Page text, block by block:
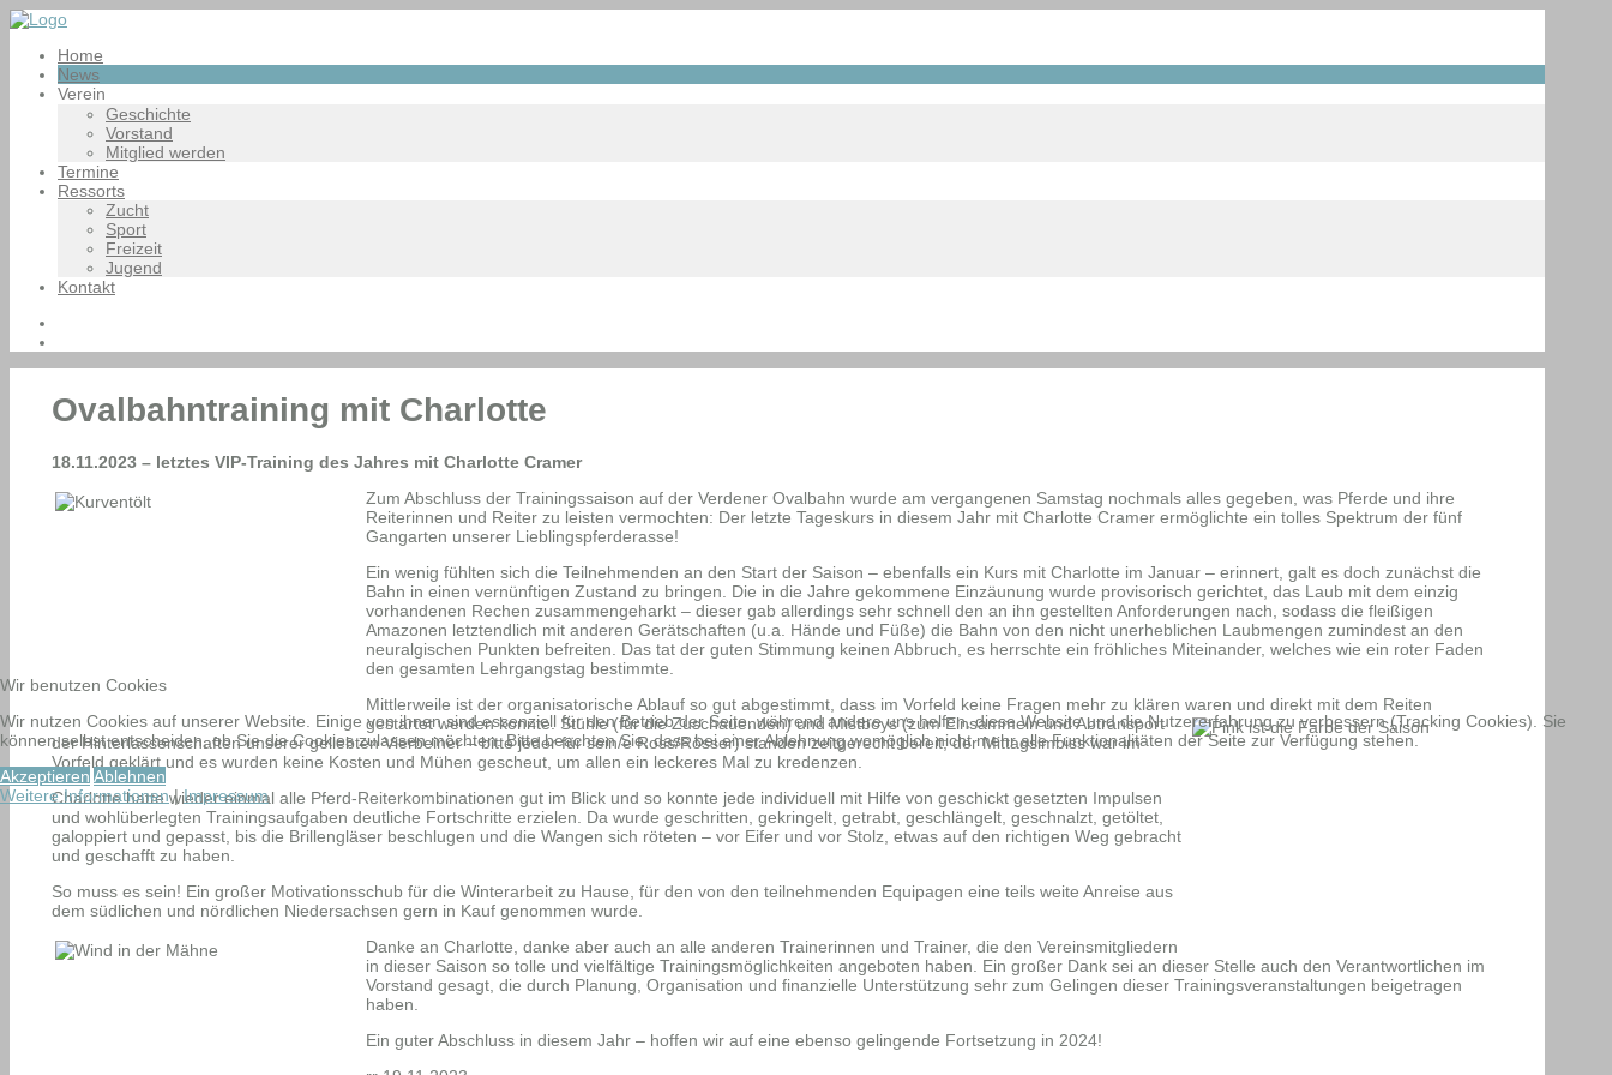
Home
News
Verein
Geschichte
Vorstand
Mitglied werden
Termine
Ressorts
Zucht
Sport
Freizeit
Jugend
Kontakt
Ovalbahntraining mit Charlotte
18.11.2023 – letztes VIP-Training des Jahres mit Charlotte Cramer
Zum Abschluss der Trainingssaison auf der Verdener Ovalbahn wurde am vergangenen Samstag nochmals alles gegeben, was Pferde und ihre
Reiterinnen und Reiter zu leisten vermochten: Der letzte Tageskurs in diesem Jahr mit Charlotte Cramer ermöglichte ein tolles Spektrum der fünf
Gangarten unserer Lieblingspferderasse!
Ein wenig fühlten sich die Teilnehmenden an den Start der Saison – ebenfalls ein Kurs mit Charlotte im Januar – erinnert, galt es doch zunächst die
Bahn in einen vernünftigen Zustand zu bringen. Die in die Jahre gekommene Einzäunung wurde provisorisch gerichtet, das Laub mit dem einzig
vorhandenen Rechen zusammengeharkt – dieser gab allerdings sehr schnell den an ihn gestellten Anforderungen nach, sodass die fleißigen
Amazonen letztendlich mit anderen Gerätschaften (u.a. Hände und Füße) die Bahn von den nicht unerheblichen Laubmengen zumindest an den
neuralgischen Punkten befreiten. Das tat der guten Stimmung keinen Abbruch, es herrschte ein fröhliches Miteinander, welches wie ein roter Faden
den gesamten Lehrgangstag bestimmte.
Mittlerweile ist der organisatorische Ablauf so gut abgestimmt, dass im Vorfeld keine Fragen mehr zu klären waren und direkt mit dem Reiten
gestartet werden konnte. Stühle (für dieZuschauenden) und Mistboys (zum Einsammeln und Abtransport
der Hinterlassenschaften unserer geliebten Vierbeiner – bitte jeder für sein/e Ross/Rösser) standen zeitgerecht bereit; der Mittagsimbiss war im
Vorfeld geklärt und es wurden keine Kosten und Mühen gescheut, um allen ein leckeres Mal zu kredenzen.
Charlotte hatte wieder einmal alle Pferd-Reiterkombinationen gut im Blick und so konnte jede individuell mit Hilfe von geschickt gesetzten Impulsen
und wohlüberlegten Trainingsaufgaben deutliche Fortschritte erzielen. Da wurde geschritten, gekringelt, getrabt, geschlängelt, geschnalzt, getöltet,
galoppiert und gepasst, bis die Brillengläser beschlugen und die Wangen sich röteten – vor Eifer und vor Stolz, etwas auf den richtigen Weg gebracht
und geschafft zu haben.
So muss es sein! Ein großer Motivationsschub für die Winterarbeit zu Hause, für den von den teilnehmenden Equipagen eine teils weite Anreise aus
dem südlichen und nördlichen Niedersachsen gern in Kauf genommen wurde.
Danke an Charlotte, danke aber auch an alle anderen Trainerinnen und Trainer, die den Vereinsmitgliedern
in dieser Saison so tolle und vielfältige Trainingsmöglichkeiten angeboten haben. Ein großer Dank sei an dieser Stelle auch den Verantwortlichen im
Vorstand gesagt, die durch Planung, Organisation und finanzielle Unterstützung sehr zum Gelingen dieser Trainingsveranstaltungen beigetragen
haben.
Ein guter Abschluss in diesem Jahr – hoffen wir auf eine ebenso gelingende Fortsetzung in 2024!
Wir benutzen Cookies
Wir nutzen Cookies auf unserer Website. Einige von ihnen sind essenziell für den Betrieb der Seite, während andere uns helfen, diese Website und die Nutzererfahrung zu verbessern (Tracking Cookies). Sie
können selbst entscheiden, ob Sie die Cookies zulassen möchten. Bitte beachten Sie, dass bei einer Ablehnung womöglich nicht mehr alle Funktionalitäten der Seite zur Verfügung stehen.
Akzeptieren Ablehnen
Weitere Informationen|Impressum